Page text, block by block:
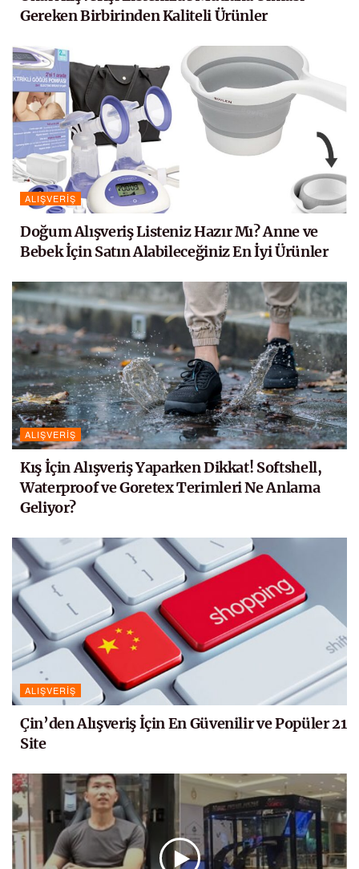
Gereken Birbirinden Kaliteli Ürünler
ALIŞVERIŞ
Doğum Alışveriş Listeniz Hazır Mı? Anne ve
Bebek İçin Satın Alabileceğiniz En İyi Ürünler
ALIŞVERIŞ
Kış İçin Alışveriş Yaparken Dikkat! Softshell,
Waterproof ve Goretex Terimleri Ne Anlama
Geliyor?
ALIŞVERIŞ
Çin’den Alışveriş İçin En Güvenilir ve Popüler 21
Site